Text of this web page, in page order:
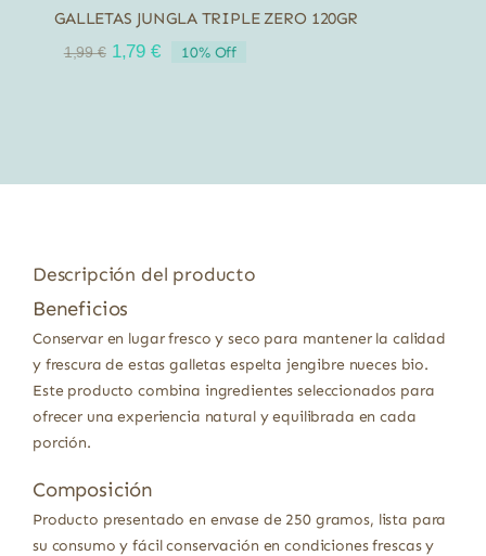
GALLETAS JUNGLA TRIPLE ZERO 120GR
1,99€ El
1,79 €El
10% Off
Descripción del producto
Beneficios
Conservar en lugar fresco y seco para mantener la calidad
y frescura de estas galletas espelta jengibre nueces bio.
Este producto combina ingredientes seleccionados para
ofrecer una experiencia natural y equilibrada en cada
porción.
Composición
Producto presentado en envase de 250 gramos, lista para
su consumo y fácil conservación en condiciones frescas y